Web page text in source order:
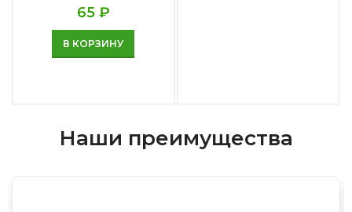
65 ₽
В КОРЗИНУ
Наши преимущества